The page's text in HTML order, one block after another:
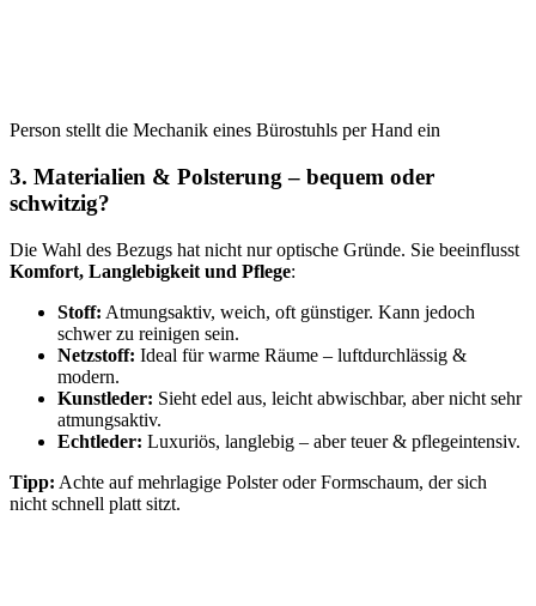
Person stellt die Mechanik eines Bürostuhls per Hand ein
3. Materialien & Polsterung – bequem oder
schwitzig?
Die Wahl des Bezugs hat nicht nur optische Gründe. Sie beeinflusst
Komfort, Langlebigkeit und Pflege:
Stoff: Atmungsaktiv, weich, oft günstiger. Kann jedoch
schwer zu reinigen sein.
Netzstoff: Ideal für warme Räume – luftdurchlässig &
modern.
Kunstleder: Sieht edel aus, leicht abwischbar, aber nicht sehr
atmungsaktiv.
Echtleder: Luxuriös, langlebig – aber teuer & pflegeintensiv.
Tipp: Achte auf mehrlagige Polster oder Formschaum, der sich
nicht schnell platt sitzt.